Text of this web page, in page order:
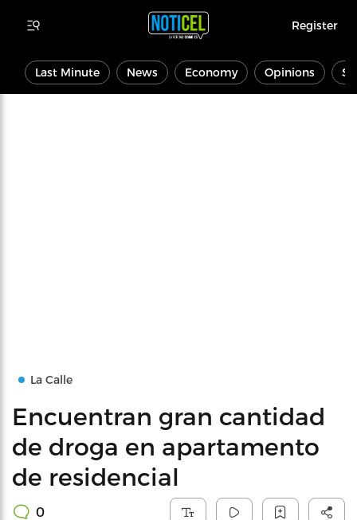
Register
Last Minute News Economy Opinions
La Calle
Encuentran gran cantidad
de droga en apartamento
de residencial
0